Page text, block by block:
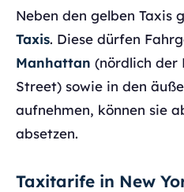
Neben den gelben Taxis
Taxis. Diese dürfen
Manhattan (nördlich der
Street) sowie in den
aufnehmen, können sie
absetzen.
Taxitarife in New